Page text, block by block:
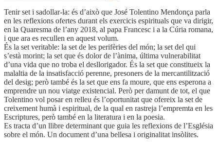
Tenir set i sadollar-la: és d’això que José Tolentino Mendonça parla
en les reflexions ofertes durant els exercicis espirituals que va dirigir,
en la Quaresma de l’any 2018, al papa Francesc i a la Cúria romana,
i que ara es recullen en aquest volum.
És la set veritable: la set de les perifèries del món; la set del qui
s’està morint; la set que és dolor de l’ànima, última vulnerabilitat
d’una vida que no troba el desllorigador. És la set que constitueix la
malaltia de la insatisfacció perenne, presoners de la mercantilització
del desig; però també és la set que ens fa moure, que ens esperona a
emprendre un nou viatge existencial. Però per damunt de tot, el que
Tolentino vol posar en relleu és l’oportunitat que ofereix la set de
creixement humà i espiritual, de la qual en rastreja l’empremta en les
Escriptures, però també en la literatura i en la poesia.
Es tracta d’un llibre determinant que guia les reflexions de l’Església
sobre el món. Un document d’una bellesa i originalitat insòlites.